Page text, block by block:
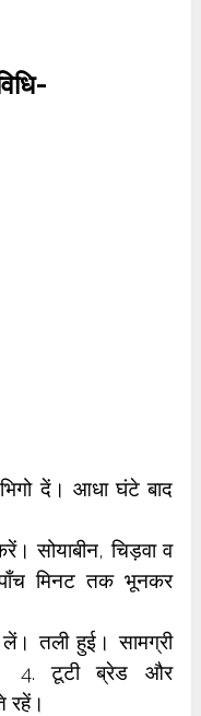
दें। आधा घंटे बाद
सोयाबीन, चिड़वा व
पाँच मिनट तक भूनकर
तली हुई। सामग्री
4. टूटी ब्रेड और
रहें।